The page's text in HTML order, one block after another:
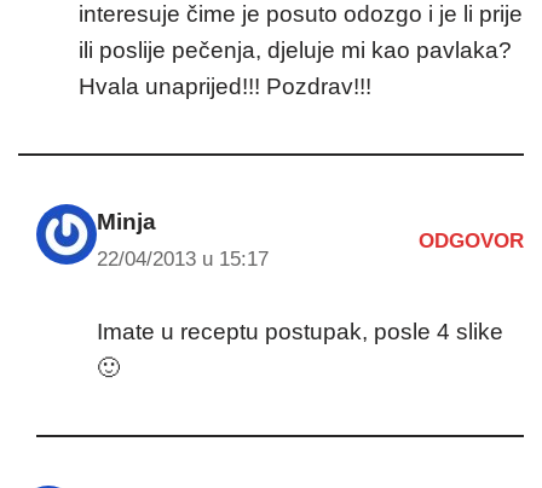
interesuje čime je posuto odozgo i je li prije
ili poslije pečenja, djeluje mi kao pavlaka?
Hvala unaprijed!!! Pozdrav!!!
Minja
22/04/2013 u 15:17
ODGOVOR
Imate u receptu postupak, posle 4 slike
🙂